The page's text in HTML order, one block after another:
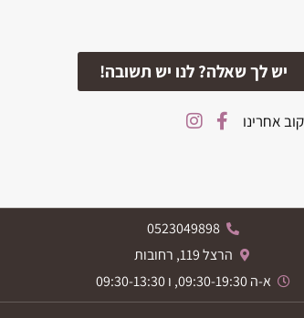
יש לך שאלה? לנו יש תשובה!
אחרינו
0523049898
הרצל 119, רחובות
א-ה 09:30-19:30, ו 09:30-13:30